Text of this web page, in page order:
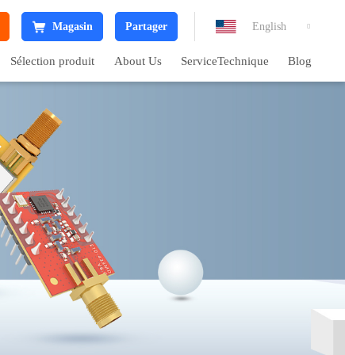
Magasin Partager English 
Sélection produit About Us ServiceTechnique Blog